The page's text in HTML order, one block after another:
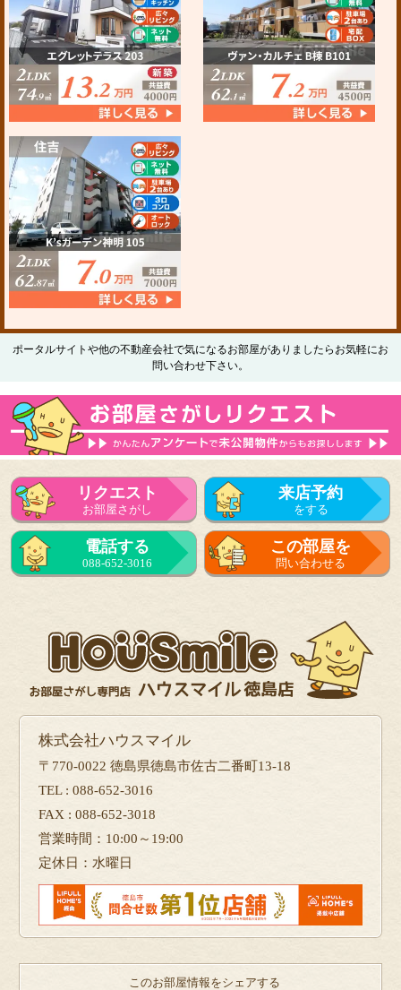
ポータルサイトや他の不動産会社で気になるお部屋がありましたらお気軽にお
問い合わせ下さい。
リクエスト
お部屋さがし
来店予約
をする
電話する
088-652-3016
この部屋を
問い合わせる
株式会社ハウスマイル
〒770-0022 徳島県徳島市佐古二番町13-18
TEL : 088-652-3016
FAX : 088-652-3018
営業時間：10:00～19:00
定休日：水曜日
このお部屋情報をシェアする